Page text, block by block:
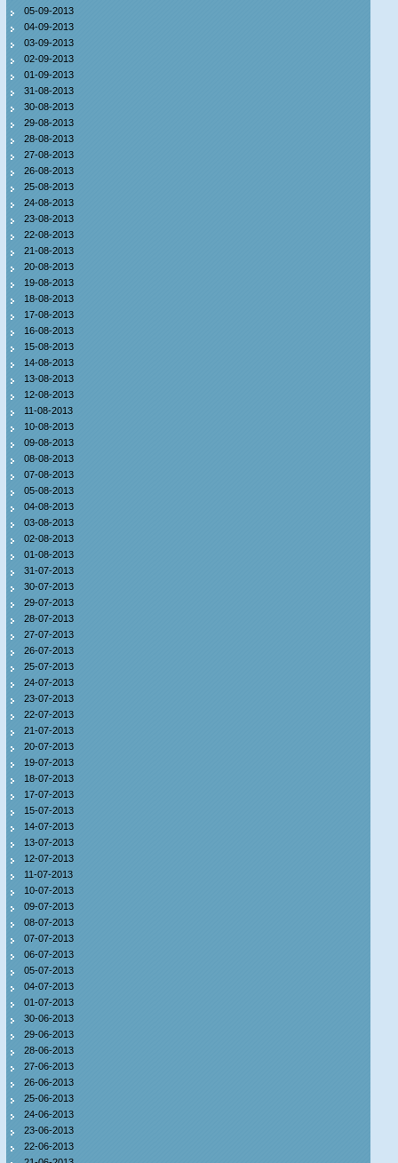
05-09-2013
04-09-2013
03-09-2013
02-09-2013
01-09-2013
31-08-2013
30-08-2013
29-08-2013
28-08-2013
27-08-2013
26-08-2013
25-08-2013
24-08-2013
23-08-2013
22-08-2013
21-08-2013
20-08-2013
19-08-2013
18-08-2013
17-08-2013
16-08-2013
15-08-2013
14-08-2013
13-08-2013
12-08-2013
11-08-2013
10-08-2013
09-08-2013
08-08-2013
07-08-2013
05-08-2013
04-08-2013
03-08-2013
02-08-2013
01-08-2013
31-07-2013
30-07-2013
29-07-2013
28-07-2013
27-07-2013
26-07-2013
25-07-2013
24-07-2013
23-07-2013
22-07-2013
21-07-2013
20-07-2013
19-07-2013
18-07-2013
17-07-2013
15-07-2013
14-07-2013
13-07-2013
12-07-2013
11-07-2013
10-07-2013
09-07-2013
08-07-2013
07-07-2013
06-07-2013
05-07-2013
04-07-2013
01-07-2013
30-06-2013
29-06-2013
28-06-2013
27-06-2013
26-06-2013
25-06-2013
24-06-2013
23-06-2013
22-06-2013